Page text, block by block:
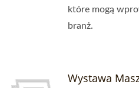
które mogą
branż.
Wystawa